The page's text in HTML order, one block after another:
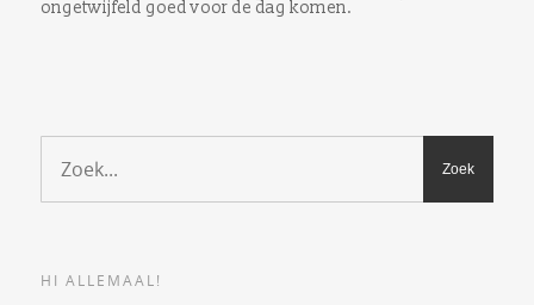
ongetwijfeld goed voor de dag komen.
HI ALLEMAAL!